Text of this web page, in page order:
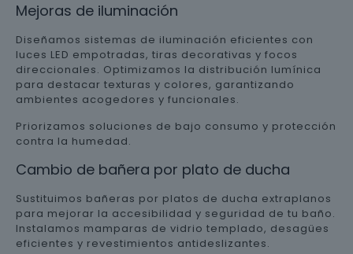
Mejoras de iluminación
Diseñamos sistemas de iluminación eficientes con
luces LED empotradas, tiras decorativas y focos
direccionales. Optimizamos la distribución lumínica
para destacar texturas y colores, garantizando
ambientes acogedores y funcionales.
Priorizamos soluciones de bajo consumo y protección
contra la humedad.
Cambio de bañera por plato de ducha
Sustituimos bañeras por platos de ducha extraplanos
para mejorar la accesibilidad y seguridad de tu baño.
Instalamos mamparas de vidrio templado, desagües
eficientes y revestimientos antideslizantes.